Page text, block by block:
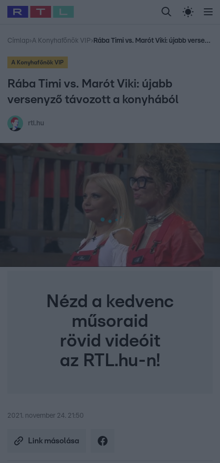
Legfrissebb RTL Híradó Randi Celeb vagyok,
Babits Marcella Most Wanted Gallusz
Címlap›A Konyhafőnök VIP› Rába Timi vs. Marót Viki: újabb versenyző távozott a konyhából
A Konyhafőnök VIP
Rába Timi vs. Marót Viki: újabb
versenyző távozott a konyhából
rtl.hu
Nézd a kedvenc
műsoraid
rövid videóit
az RTL.hu-n!
2021. november 24. 21:50
Link másolása